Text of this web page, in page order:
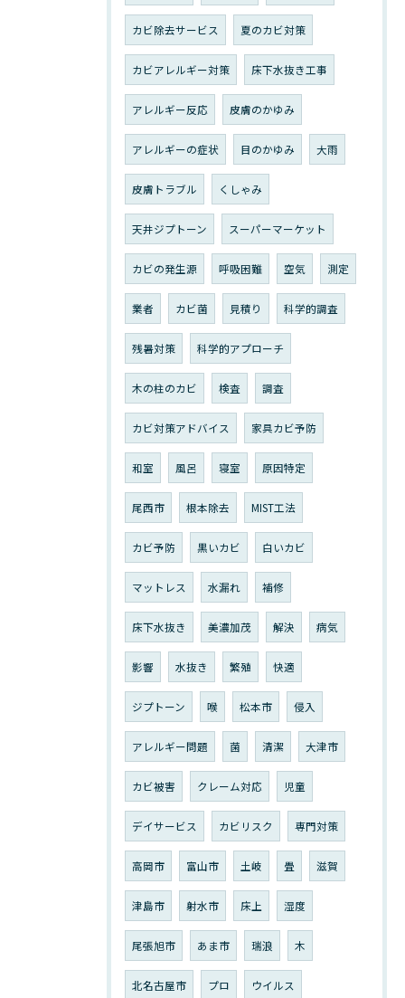
カビ除去サービス 夏のカビ対策
カビアレルギー対策 床下水抜き工事
アレルギー反応 皮膚のかゆみ
アレルギーの症状 目のかゆみ 大雨
皮膚トラブル くしゃみ
天井ジプトーン スーパーマーケット
カビの発生源 呼吸困難 空気 測定
業者 カビ菌 見積り 科学的調査
残暑対策 科学的アプローチ
木の柱のカビ 検査 調査
カビ対策アドバイス 家具カビ予防
和室 風呂 寝室 原因特定
尾西市 根本除去 MIST工法
カビ予防 黒いカビ 白いカビ
マットレス 水漏れ 補修
床下水抜き 美濃加茂 解決 病気
影響 水抜き 繁殖 快適
ジプトーン 喉 松本市 侵入
アレルギー問題 菌 清潔 大津市
カビ被害 クレーム対応 児童
デイサービス カビリスク 専門対策
高岡市 富山市 土岐 畳 滋賀
津島市 射水市 床上 湿度
尾張旭市 あま市 瑞浪 木
北名古屋市 プロ ウイルス